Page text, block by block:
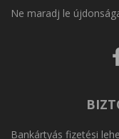
Ne maradj le
Bankártyás fizetési